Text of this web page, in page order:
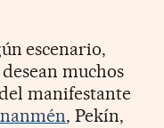
escenario,
muchos
manifestante
, Pekín,